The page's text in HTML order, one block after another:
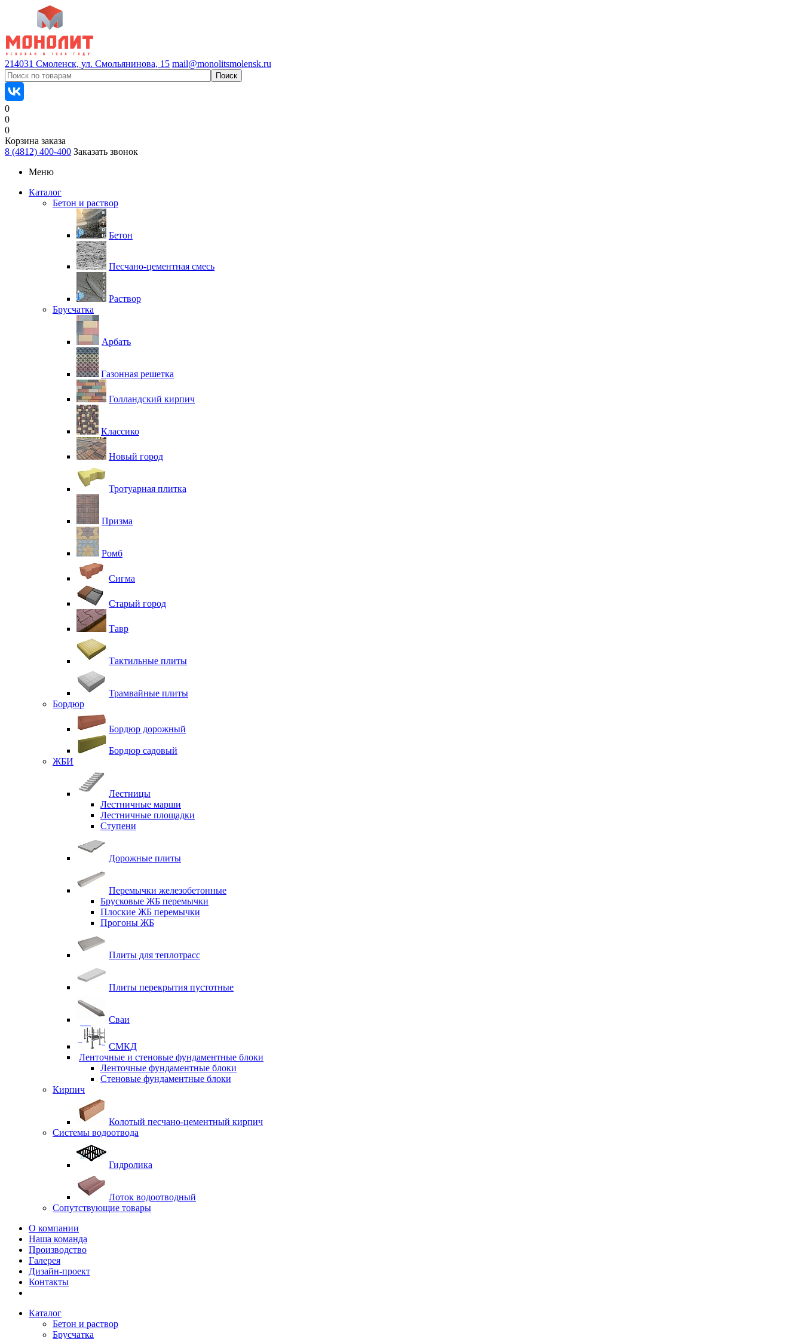
214031 Смоленск, ул. Смольянинова, 15 mail@monolitsmolensk.ru
0
0
0
Корзина заказа
8 (4812) 400-400 Заказать звонок
Меню
Каталог
Бетон и раствор
Бетон
Песчано-цементная смесь
Раствор
Брусчатка
Арбать
Газонная решетка
Голландский кирпич
Классико
Новый город
Тротуарная плитка
Призма
Ромб
Сигма
Старый город
Тавр
Тактильные плиты
Трамвайные плиты
Бордюр
Бордюр дорожный
Бордюр садовый
ЖБИ
Лестницы
Лестничные марши
Лестничные площадки
Ступени
Дорожные плиты
Перемычки железобетонные
Брусковые ЖБ перемычки
Плоские ЖБ перемычки
Прогоны ЖБ
Плиты для теплотрасс
Плиты перекрытия пустотные
Сваи
СМКД
Ленточные и стеновые фундаментные блоки
Ленточные фундаментные блоки
Стеновые фундаментные блоки
Кирпич
Колотый песчано-цементный кирпич
Системы водоотвода
Гидролика
Лоток водоотводный
Сопутствующие товары
О компании
Наша команда
Производство
Галерея
Дизайн-проект
Контакты
Каталог
Бетон и раствор
Брусчатка